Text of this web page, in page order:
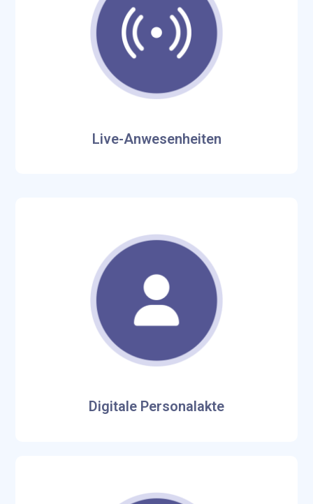
Live-Anwesenheiten
Digitale Personalakte